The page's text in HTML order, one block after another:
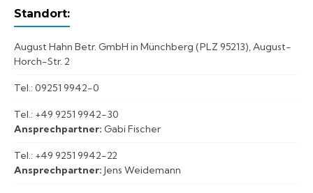
Standort:
August Hahn Betr. GmbH in Münchberg (PLZ 95213), August-
Horch-Str. 2
Tel.: 09251 9942-0
Tel.: +49 9251 9942-30
Ansprechpartner: Gabi Fischer
Tel.: +49 9251 9942-22
Ansprechpartner: Jens Weidemann